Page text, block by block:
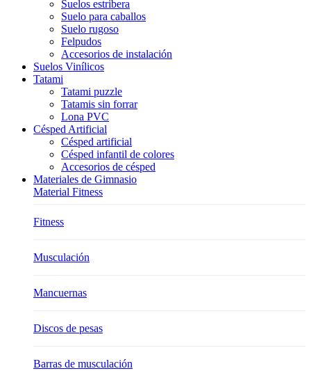
Suelos estribera
Suelo para caballos
Suelo rugoso
Felpudos
Accesorios de instalación
Suelos Vinílicos
Tatami
Tatami puzzle
Tatamis sin forrar
Lona PVC
Césped Artificial
Césped artificial
Césped infantil de colores
Accesorios de césped
Materiales de Gimnasio
Material Fitness
Fitness
Musculación
Mancuernas
Discos de pesas
Barras de musculación